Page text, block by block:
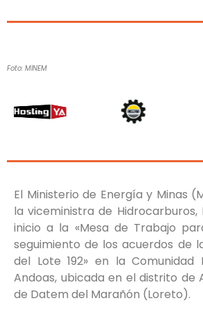
Foto: MINEM
El Ministerio de Energía y Minas
la viceministra de Hidrocarburos,
inicio a la «Mesa de Trabajo
seguimiento de los acuerdos de
del Lote 192» en la Comunidad
Andoas, ubicada en el distrito de
de Datem del Marañón (Loreto).